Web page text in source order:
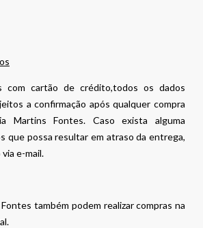
com cartão de crédito,todos os dados
a confirmação após qualquer compra
Martins Fontes. Caso exista alguma
que possa resultar em atraso da entrega,
e-mail.
também podem realizar compras na